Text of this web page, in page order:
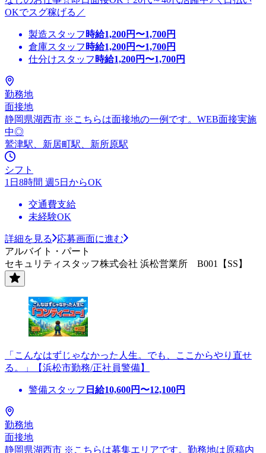
OKでスグ稼げる／
製造スタッフ 時給1,200円〜1,700円
倉庫スタッフ 時給1,200円〜1,700円
仕分けスタッフ 時給1,200円〜1,700円
勤務地
面接地
静岡県湖西市 ※こちらは面接地の一例です。WEB面接実施
中◎
鷲津駅、新居町駅、新所原駅
シフト
1日8時間 週5日からOK
交通費支給
未経験OK
詳細を見る
応募画面に進む
アルバイト・パート
セキュリティスタッフ株式会社 浜松営業所 B001【SS】
「こんなはずじゃなかった人生。でも、ここからやり直せ
る。」【浜松市勤務/正社員警備】
警備スタッフ 日給10,600円〜12,100円
勤務地
面接地
静岡県湖西市 ※こちらは募集エリアです。勤務地は原稿内